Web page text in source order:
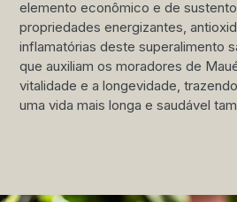
elemento econômico e de
propriedades energizantes,
inflamatórias deste superalimento
que auxiliam os moradores de
vitalidade e a longevidade,
uma vida mais longa e saudável